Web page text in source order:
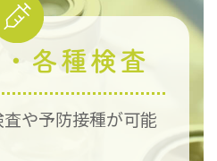
各種検査
や予防接種が可能